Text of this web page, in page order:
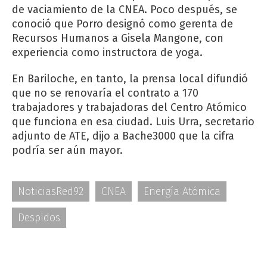
de vaciamiento de la CNEA. Poco después, se
conoció que Porro designó como gerenta de
Recursos Humanos a Gisela Mangone, con
experiencia como instructora de yoga.
En Bariloche, en tanto, la prensa local difundió
que no se renovaría el contrato a 170
trabajadores y trabajadoras del Centro Atómico
que funciona en esa ciudad. Luis Urra, secretario
adjunto de ATE, dijo a Bache3000 que la cifra
podría ser aún mayor.
NoticiasRed92 CNEA
Energía Atómica
Despidos